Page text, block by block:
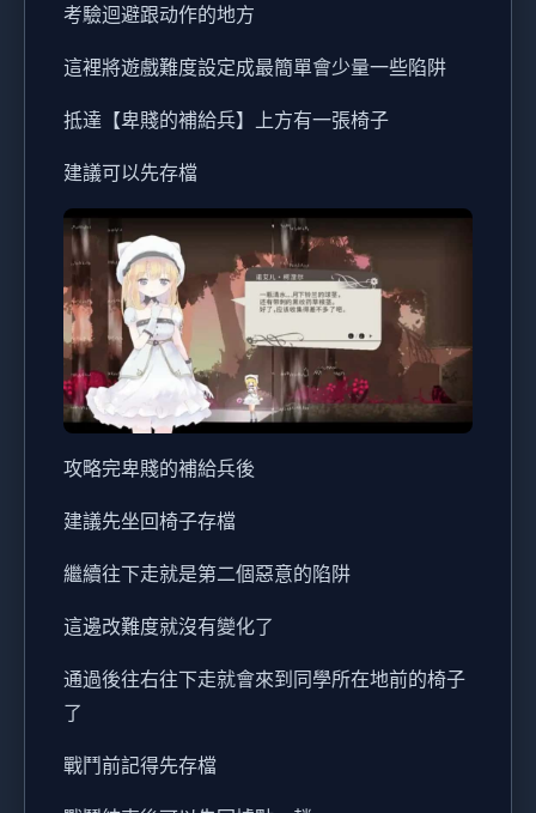
考驗迴避跟动作的地方
這裡將遊戲難度設定成最簡單會少量一些陷阱
抵達【卑賤的補給兵】上方有一張椅子
建議可以先存檔
攻略完卑賤的補給兵後
建議先坐回椅子存檔
繼續往下走就是第二個惡意的陷阱
這邊改難度就沒有變化了
通過後往右往下走就會來到同學所在地前的椅子
了
戰鬥前記得先存檔